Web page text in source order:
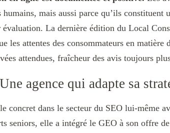
humains, mais aussi parce qu’ils
évaluation. La dernière édition du Local
les attentes des consommateurs en matière
attendues, fraîcheur des avis toujours
agence qui adapte sa
concret dans le secteur du SEO lui-même
seniors, elle a intégré le GEO à son offre